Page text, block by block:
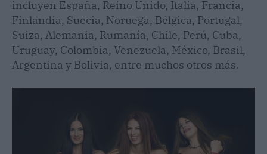
incluyen España, Reino Unido, Italia, Francia,
Finlandia, Suecia, Noruega, Bélgica, Portugal,
Suiza, Alemania, Rumanía, Chile, Perú, Cuba,
Uruguay, Colombia, Venezuela, México, Brasil,
Argentina y Bolivia, entre muchos otros más.